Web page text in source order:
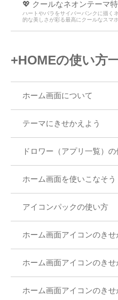
💖 クールなネオンテーマ
ハートやバラをサイバーパンクに描く
的な美しさが彩る最高にクールなスマ
+HOMEの使い方
ホーム画面について
テーマにきせかえよう
ドロワー（アプリ一覧）
ホーム画面を使いこなそう
アイコンパックの使い方
ホーム画面アイコンのきせ
ホーム画面アイコンのきせ
ホーム画面アイコンのきせ